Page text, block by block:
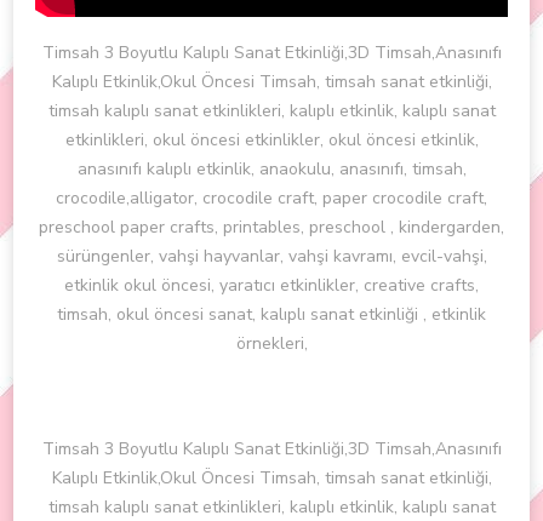
Timsah 3 Boyutlu Kalıplı Sanat Etkinliği,3D Timsah,Anasınıfı
Kalıplı Etkinlik,Okul Öncesi Timsah, timsah sanat etkinliği,
timsah kalıplı sanat etkinlikleri, kalıplı etkinlik, kalıplı sanat
etkinlikleri, okul öncesi etkinlikler, okul öncesi etkinlik,
anasınıfı kalıplı etkinlik, anaokulu, anasınıfı, timsah,
crocodile,alligator, crocodile craft, paper crocodile craft,
preschool paper crafts, printables, preschool , kindergarden,
sürüngenler, vahşi hayvanlar, vahşi kavramı, evcil-vahşi,
etkinlik okul öncesi, yaratıcı etkinlikler, creative crafts,
timsah, okul öncesi sanat, kalıplı sanat etkinliği , etkinlik
örnekleri,
Timsah 3 Boyutlu Kalıplı Sanat Etkinliği,3D Timsah,Anasınıfı
Kalıplı Etkinlik,Okul Öncesi Timsah, timsah sanat etkinliği,
timsah kalıplı sanat etkinlikleri, kalıplı etkinlik, kalıplı sanat